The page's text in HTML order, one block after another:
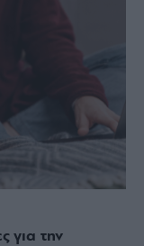
για την